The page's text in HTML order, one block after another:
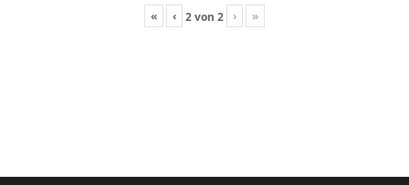
« ‹ 2von 2 › »